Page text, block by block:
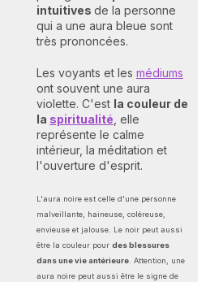
intuitives de la personne
qui a une aura bleue sont
très prononcées.
Les voyants et les médiums
ont souvent une aura
violette. C'est la couleur de
la spiritualité , elle
représente le calme
intérieur, la méditation et
l'ouverture d'esprit.
L'aura noire est celle d'une personne
malveillante, haineuse, coléreuse,
envieuse et jalouse. Le noir peut aussi
être la couleur pour des blessures
dans une vie antérieure . Attention, une
aura noire peut aussi être le signe de